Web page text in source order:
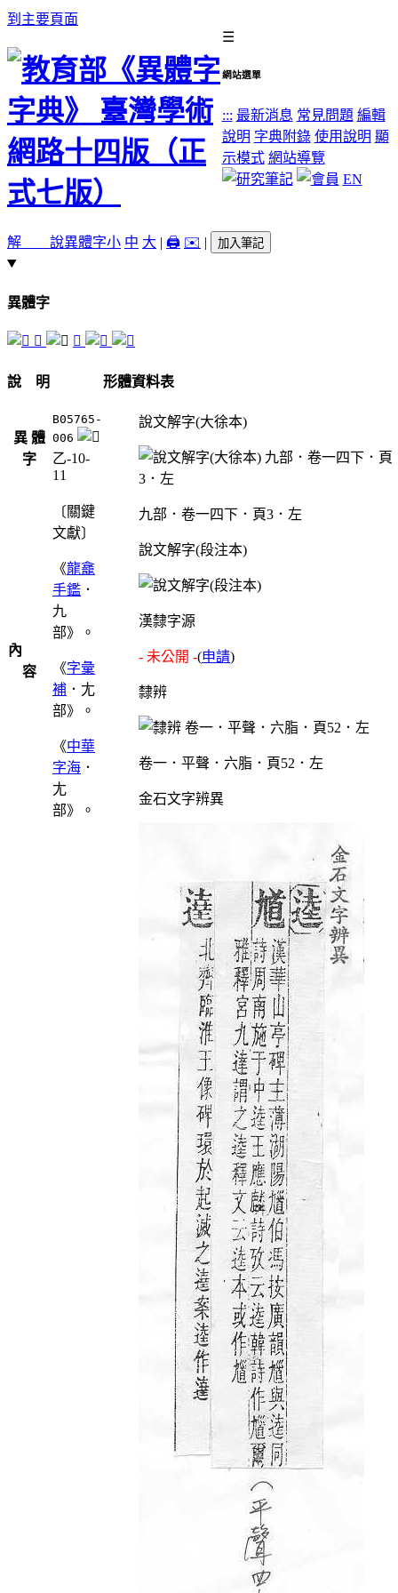
到主要頁面
☰
網站選單
::: 最新消息 常見問題 編輯
說明 字典附錄 使用說明 顯
示模式 網站導覽
EN
解 說異體字小 中 大 | 🖨️ ✉️ | 加入筆記
異體字
𠃳 𦔱
說 明
異 體
字
B05765-
006
乙-10-
11
內
容
〔關鍵
文獻〕
《龍龕
手鑑 ．
九
部》。
《字彙
補 ．尢
部》。
《中華
字海 ．
尢
部》。
形體資料表
說文解字(大徐本)
九部．卷一四下．頁3．左
說文解字(段注本)
漢隸字源
- 未公開 -(申請)
隸辨
卷一．平聲．六脂．頁52．左
金石文字辨異